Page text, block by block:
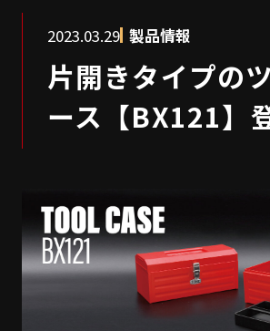
2023.03.29 製品情報
片開きタイプの
ース【BX121】